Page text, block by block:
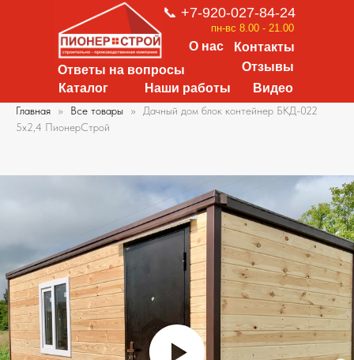
О нас
Ответы на вопросы
Каталог
Контакты
Наши работы Видео
Отзывы
📞 +7-920-027-84-24
пн-вс 8.00 - 21.00
Главная Все товары
Дачный дом блок контейнер БКД-022
5х2,4 ПионерСтрой